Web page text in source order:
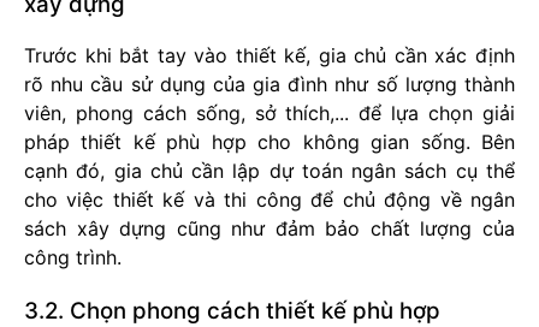
Trước khi bắt tay vào thiết kế, gia chủ cần xác định
rõ nhu cầu sử dụng của gia đình như số lượng thành
viên, phong cách sống, sở thích,... để lựa chọn giải
pháp thiết kế phù hợp cho không gian sống. Bên
cạnh đó, gia chủ cần lập dự toán ngân sách cụ thể
cho việc thiết kế và thi công để chủ động về ngân
sách xây dựng cũng như đảm bảo chất lượng của
công trình.
3.2. Chọn phong cách thiết kế phù hợp